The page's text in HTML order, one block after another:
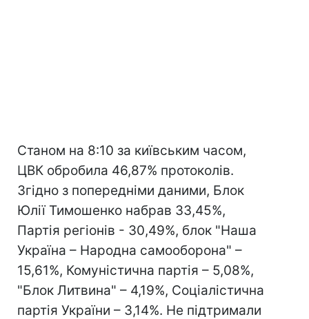
Станом на 8:10 за київським часом,
ЦВК обробила 46,87% протоколів.
Згідно з попередніми даними, Блок
Юлії Тимошенко набрав 33,45%,
Партія регіонів - 30,49%, блок "Наша
Україна – Народна самооборона" –
15,61%, Комуністична партія – 5,08%,
"Блок Литвина" – 4,19%, Соціалістична
партія України – 3,14%. Не підтримали